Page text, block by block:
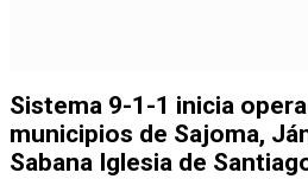
Sistema 9-1-1 inicia
municipios de Sajoma,
Sabana Iglesia de